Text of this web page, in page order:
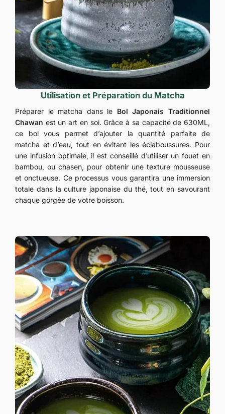
Utilisation et Préparation du Matcha
Préparer le matcha dans le Bol Japonais Traditionnel
Chawan est un art en soi. Grâce à sa capacité de 630ML,
ce bol vous permet d’ajouter la quantité parfaite de
matcha et d’eau, tout en évitant les éclaboussures. Pour
une infusion optimale, il est conseillé d’utiliser un fouet en
bambou, ou chasen, pour obtenir une texture mousseuse
et onctueuse. Ce processus vous garantira une immersion
totale dans la culture japonaise du thé, tout en savourant
chaque gorgée de votre boisson.